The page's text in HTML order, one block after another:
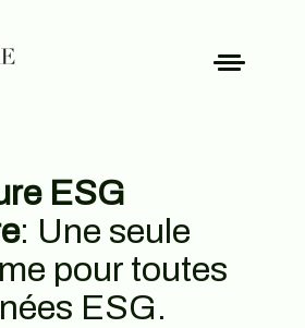
Tarif
Demander
un demo
ESG
: Une seule
pour toutes
ESG.